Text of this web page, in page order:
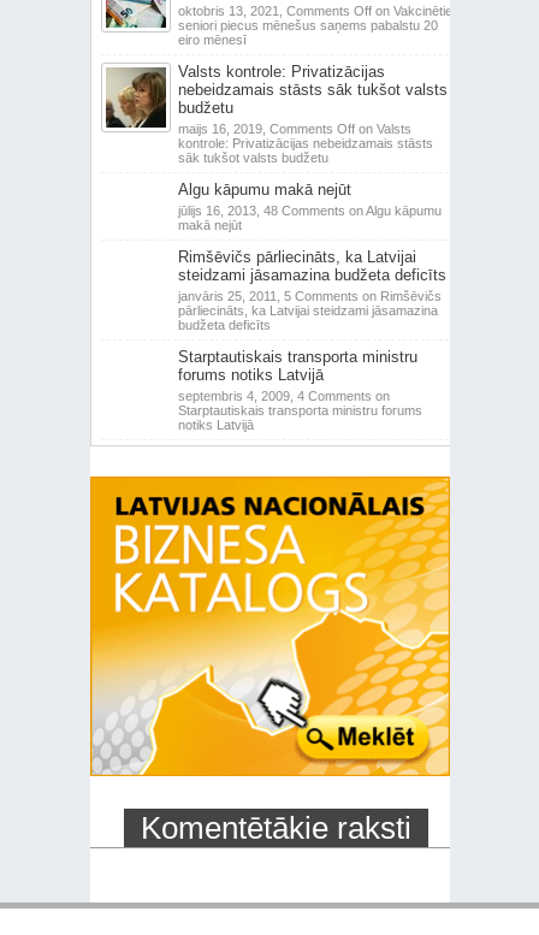
oktobris 13, 2021, Comments Offon Vakcinētie
seniori piecus mēnešus saņems pabalstu 20
eiro mēnesī
Valsts kontrole: Privatizācijas
nebeidzamais stāsts sāk tukšot valsts
budžetu
maijs 16, 2019, Comments Offon Valsts
kontrole: Privatizācijas nebeidzamais stāsts
sāk tukšot valsts budžetu
Algu kāpumu makā nejūt
jūlijs 16, 2013, 48 Comments on Algu kāpumu
makā nejūt
Rimšēvičs pārliecināts, ka Latvijai
steidzami jāsamazina budžeta deficīts
janvāris 25, 2011, 5 Comments on Rimšēvičs
pārliecināts, ka Latvijai steidzami jāsamazina
budžeta deficīts
Starptautiskais transporta ministru
forums notiks Latvijā
septembris 4, 2009, 4 Comments on
Starptautiskais transporta ministru forums
notiks Latvijā
Komentētākie raksti